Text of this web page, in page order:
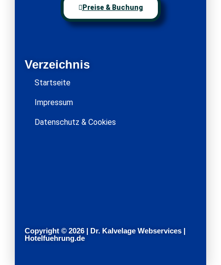
Preise & Buchung
Verzeichnis
Startseite
Impressum
Datenschutz & Cookies
Copyright © 2026 | Dr. Kalvelage Webservices |
Hotelfuehrung.de